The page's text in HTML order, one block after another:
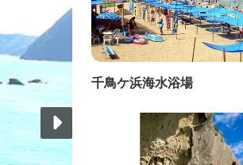
千鳥ケ浜海水浴場